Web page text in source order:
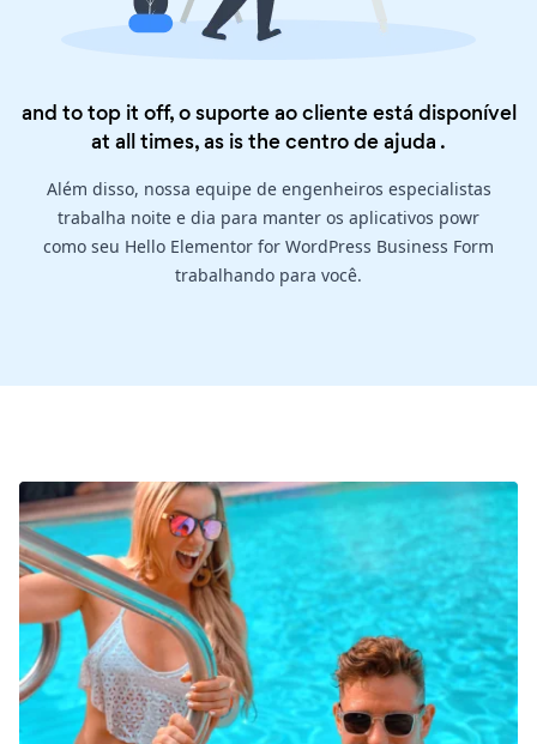
and to top it off, o suporte ao cliente está disponível
at all times, as is thecentro de ajuda .
Além disso, nossa equipe de engenheiros especialistas
trabalha noite e dia para manter os aplicativos powr
como seu Hello Elementor for WordPress Business Form
trabalhando para você.